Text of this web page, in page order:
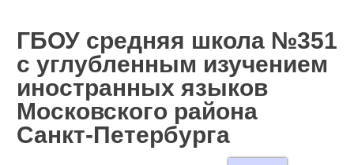
ГБОУ средняя школа №351
с углубленным изучением
иностранных языков
Московского района
Санкт-Петербурга